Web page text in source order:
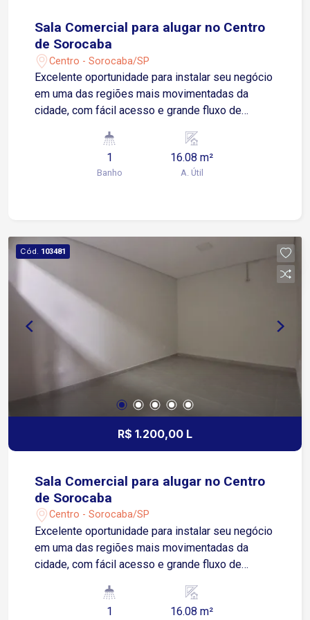
Sala Comercial para alugar no Centro
de Sorocaba
Centro - Sorocaba/SP
Excelente oportunidade para instalar seu negócio
em uma das regiões mais movimentadas da
cidade, com fácil acesso e grande fluxo de
fácil acesso à Avenida Dom Aguirre e à Avenida
São Paulo, próxima ao Poupatempo Sorocaba e
ao Terminal São Paulo. Sobre o imóvel: 1 sala 1
escritórios, consultórios, lojas ou diversos tipos
de negócios. Agende uma visita e aproveite esta
oportunidade para instalar sua empresa em uma
localização estratégica!
1
Banho
16.08 m²
A. Útil
Cód. 103481
R$ 1.200,00 L
Sala Comercial para alugar no Centro
de Sorocaba
Centro - Sorocaba/SP
Excelente oportunidade para instalar seu negócio
em uma das regiões mais movimentadas da
cidade, com fácil acesso e grande fluxo de
fácil acesso à Avenida Dom Aguirre e à Avenida
São Paulo, próxima ao Poupatempo Sorocaba e
1 16.08 m²